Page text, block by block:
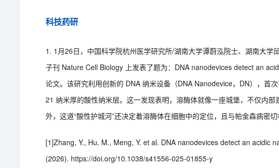
科技药研
1. 1月26日，中国科学院杭州医学研究所/湖南大学谭蔚泓院士、湖南大
子刊 Nature Cell Biology 上发表了题为：DNA nanodevices detect an
论文。该研究利用创新的 DNA 纳米设备（DNA Nanodevice，DN），首
21 纳米厚的酸性纳米层。这一发现表明，溶酶体就像一座城堡，不仅内
外，这道“酸性护城河”还决定着溶酶体在细胞中的定位，且与帕金森病密切
[1]Zhang, Y., Hu, M., Meng, Y. et al. DNA nanodevices detect an acidic
(2026). https://doi.org/10.1038/s41556-025-01855-y